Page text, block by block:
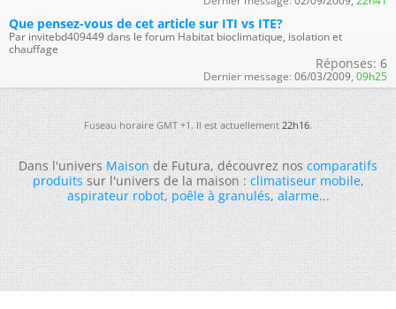
Que pensez-vous de cet article sur ITI vs ITE?
Par invitebd409449 dans le forum Habitat bioclimatique, isolation et
chauffage
Réponses: 6
Dernier message: 06/03/2009, 09h25
Fuseau horaire GMT +1. Il est actuellement22h16.
Dans l'universMaisonde Futura, découvrez noscomparatifs
produitssur l'univers de la maison :climatiseur mobile,
aspirateur robot,poêle à granulés,alarme...